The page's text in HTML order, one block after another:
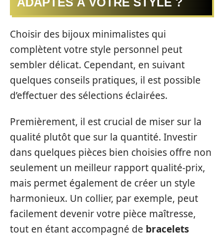
Choisir des bijoux minimalistes qui
complètent votre style personnel peut
sembler délicat. Cependant, en suivant
quelques conseils pratiques, il est possible
d’effectuer des sélections éclairées.
Premièrement, il est crucial de miser sur la
qualité plutôt que sur la quantité. Investir
dans quelques pièces bien choisies offre non
seulement un meilleur rapport qualité-prix,
mais permet également de créer un style
harmonieux. Un collier, par exemple, peut
facilement devenir votre pièce maîtresse,
tout en étant accompagné de bracelets